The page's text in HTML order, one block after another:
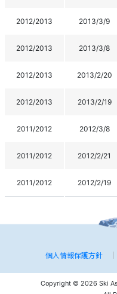
2012/2013 2013/3/9
2012/2013 2013/3/8
2012/2013 2013/2/20
2012/2013 2013/2/19
2011/2012 2012/3/8
2011/2012 2012/2/21
2011/2012 2012/2/19
個人情報保護方針
Copyright © 2026 Ski